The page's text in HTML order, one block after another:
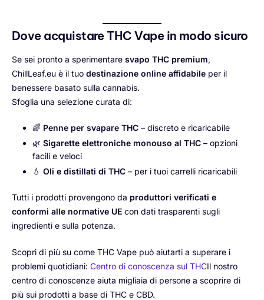
Dove acquistare THC Vape in modo sicuro
Se sei pronto a sperimentare svapo THC premium,
ChillLeaf.eu è il tuo destinazione online affidabile per il
benessere basato sulla cannabis.
Sfoglia una selezione curata di:
🌈 Penne per svapare THC – discreto e ricaricabile
🌿 Sigarette elettroniche monouso al THC – opzioni
facili e veloci
💧 Oli e distillati di THC – per i tuoi carrelli ricaricabili
Tutti i prodotti provengono da produttori verificati e
conformi alle normative UE con dati trasparenti sugli
ingredienti e sulla potenza.
Scopri di più su come THC Vape può aiutarti a superare i
problemi quotidiani: Centro di conoscenza sul THCIl nostro
centro di conoscenze aiuta migliaia di persone a scoprire di
più sui prodotti a base di THC e CBD.